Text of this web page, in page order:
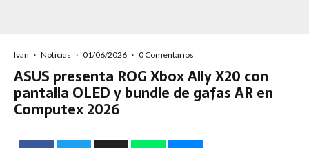
Ivan · Noticias · 01/06/2026 · 0 Comentarios
ASUS presenta ROG Xbox Ally X20 con
pantalla OLED y bundle de gafas AR en
Computex 2026